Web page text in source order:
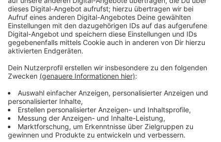
Anzeige
Zahlreiche Unternehmen dabei
Anzeige
Und auch viele Leverkusener Unternehmen machen
dieses Jahr wieder mit – unter anderem Bayer,
Currenta, das Klinikum und auch natürlich wir von Radio
Leverkusen. Das Programm steht auch schon fest, an
dem ganzen Wochenende vom 31. Mai auf den 1. Juni